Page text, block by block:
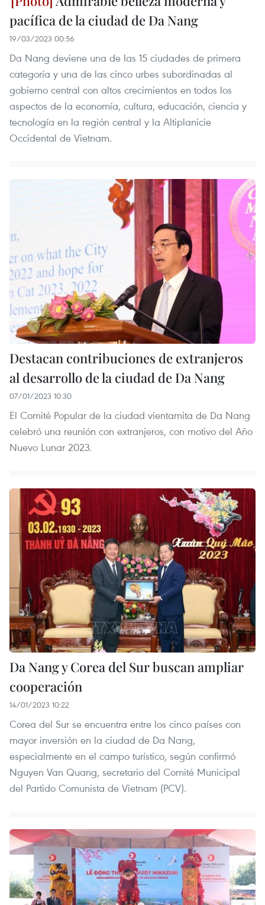
pacífica de la ciudad de Da Nang
19/03/2023 00:56
Da Nang deviene una de las 15 ciudades de primera
categoría y una de las cinco urbes subordinadas al
gobierno central con altos crecimientos en todos los
aspectos de la economía, cultura, educación, ciencia y
tecnología en la región central y la Altiplanicie
Occidental de Vietnam.
Destacan contribuciones de extranjeros
al desarrollo de la ciudad de Da Nang
07/01/2023 10:30
El Comité Popular de la ciudad vientamita de Da Nang
celebró una reunión con extranjeros, con motivo del Año
Nuevo Lunar 2023.
Da Nang y Corea del Sur buscan ampliar
cooperación
14/01/2023 10:22
Corea del Sur se encuentra entre los cinco países con
mayor inversión en la ciudad de Da Nang,
especialmente en el campo turístico, según confirmó
Nguyen Van Quang, secretario del Comité Municipal
del Partido Comunista de Vietnam (PCV).